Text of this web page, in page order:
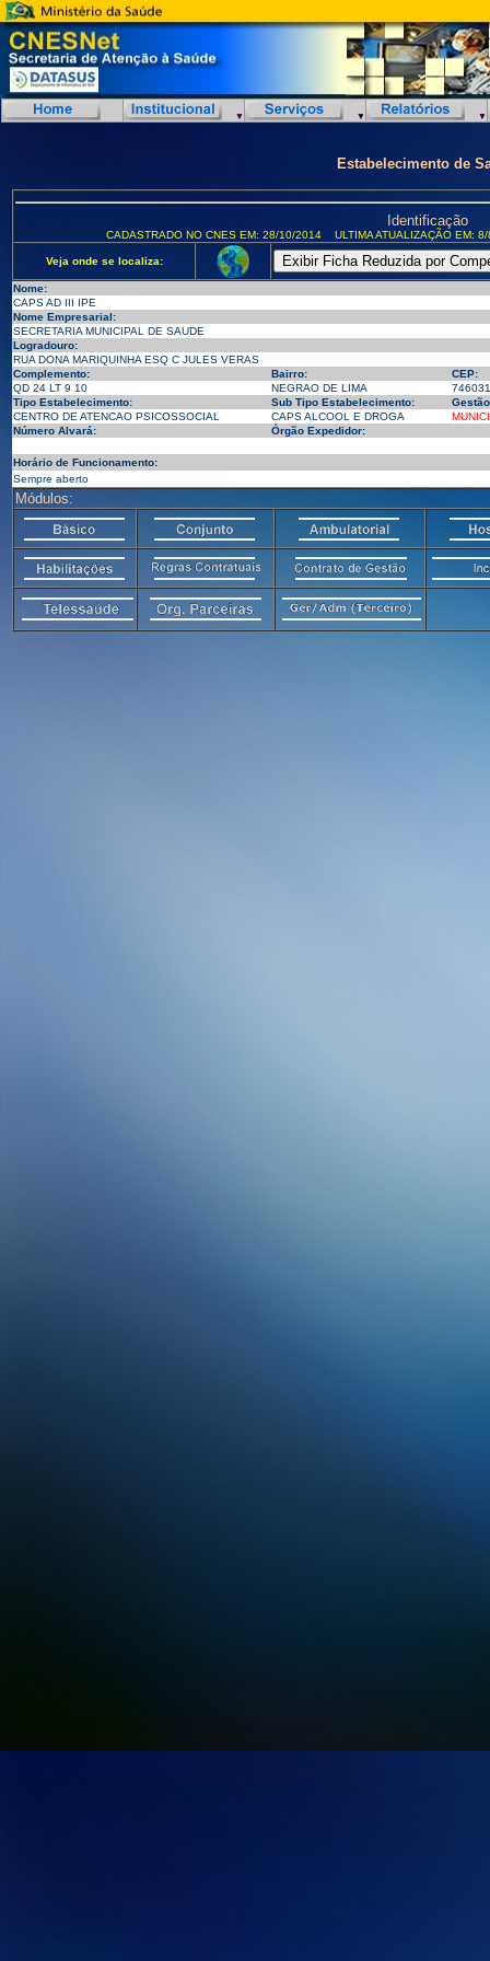
Estabelecimento de
Identificação
CADASTRADO NO CNES EM: 28/10/2014 ULTIMA ATUALIZAÇÃO EM:
Veja onde se localiza:
Nome:
CAPS AD III IPE
Nome Empresarial:
SECRETARIA MUNICIPAL DE SAUDE
Logradouro:
RUA DONA MARIQUINHA ESQ C JULES VERAS
Complemento:
Bairro:
CEP:
QD 24 LT 9 10
NEGRAO DE LIMA
Tipo Estabelecimento:
Sub Tipo Estabelecimento:
CENTRO DE ATENCAO PSICOSSOCIAL
CAPS ALCOOL E DROGA
Número Alvará:
Órgão Expedidor:
Horário de Funcionamento:
Sempre aberto
Módulos: